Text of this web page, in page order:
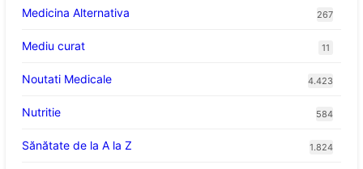
Medicina Alternativa 267
Mediu curat 11
Noutati Medicale 4.423
Nutritie 584
Sănătate de la A la Z 1.824